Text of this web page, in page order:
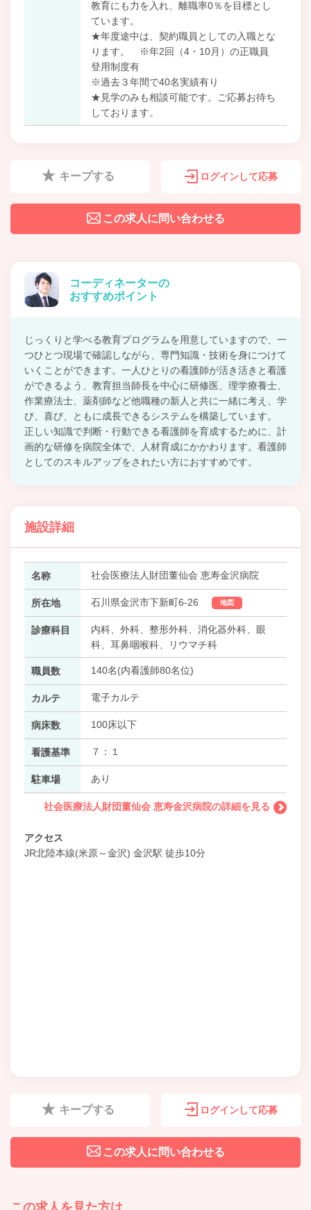
教育にも力を入れ、離職率0％を目標とし
ています。
★年度途中は、契約職員としての入職とな
ります。 ※年2回（4・10月）の正職員
登用制度有
※過去３年間で40名実績有り
★見学のみも相談可能です。ご応募お待ち
しております。
キープする ログインして応募
この求人に問い合わせる
コーディネーターの
おすすめポイント
じっくりと学べる教育プログラムを用意していますので、一
つひとつ現場で確認しながら、専門知識・技術を身につけて
いくことができます。一人ひとりの看護師が活き活きと看護
ができるよう、教育担当師長を中心に研修医、理学療養士、
作業療法士、薬剤師など他職種の新人と共に一緒に考え、学
び、喜び、ともに成長できるシステムを構築しています。
正しい知識で判断・行動できる看護師を育成するために、計
画的な研修を病院全体で、人材育成にかかわります。看護師
としてのスキルアップをされたい方におすすめです。
施設詳細
名称 社会医療法人財団董仙会 恵寿金沢病院
所在地 石川県金沢市下新町6-26 地図
診療科目
内科、外科、整形外科、消化器外科、眼
科、耳鼻咽喉科、リウマチ科
職員数 140名(内看護師80名位)
カルテ 電子カルテ
病床数 100床以下
看護基準 ７：１
駐車場 あり
社会医療法人財団董仙会 恵寿金沢病院の詳細を見る
アクセス
JR北陸本線(米原～金沢) 金沢駅 徒歩10分
キープする ログインして応募
この求人に問い合わせる
この求人を見た方は